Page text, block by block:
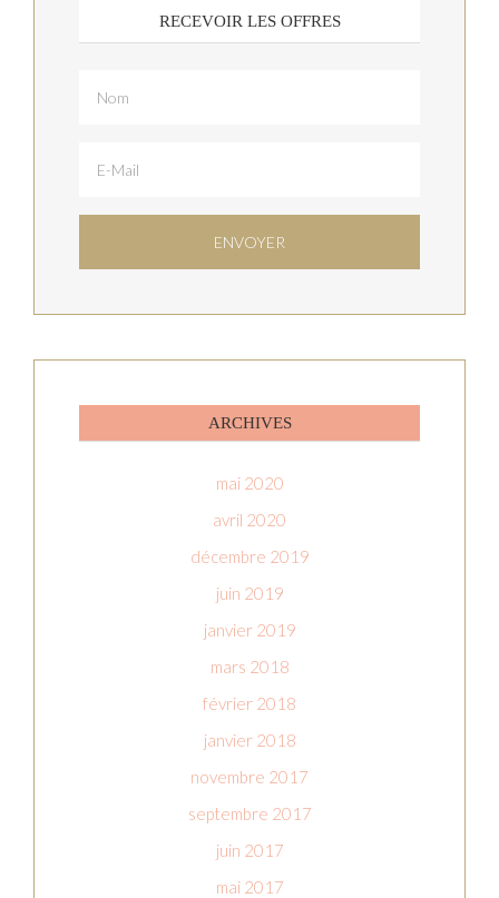
RECEVOIR LES OFFRES
ARCHIVES
mai 2020
avril 2020
décembre 2019
juin 2019
janvier 2019
mars 2018
février 2018
janvier 2018
novembre 2017
septembre 2017
juin 2017
mai 2017